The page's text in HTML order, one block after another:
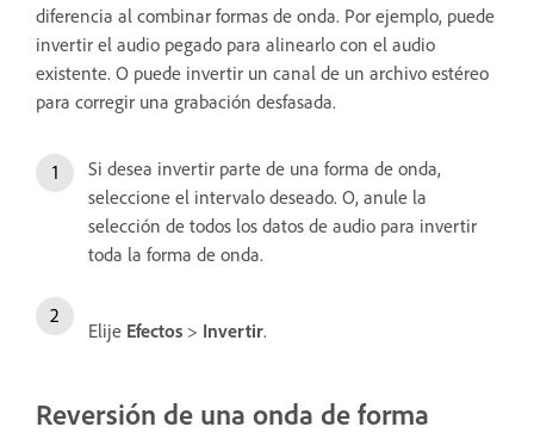
diferencia al combinar formas de onda. Por ejemplo, puede
invertir el audio pegado para alinearlo con el audio
existente. O puede invertir un canal de un archivo estéreo
para corregir una grabación desfasada.
Si desea invertir parte de una forma de onda,
seleccione el intervalo deseado. O, anule la
selección de todos los datos de audio para invertir
toda la forma de onda.
Elije Efectos > Invertir.
Reversión de una onda de forma